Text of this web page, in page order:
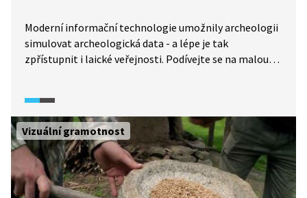
Moderní informační technologie umožnily archeologii
simulovat archeologická data - a lépe je tak
zpřístupnit i laické veřejnosti. Podívejte se na malou
Vizuální gramotnost